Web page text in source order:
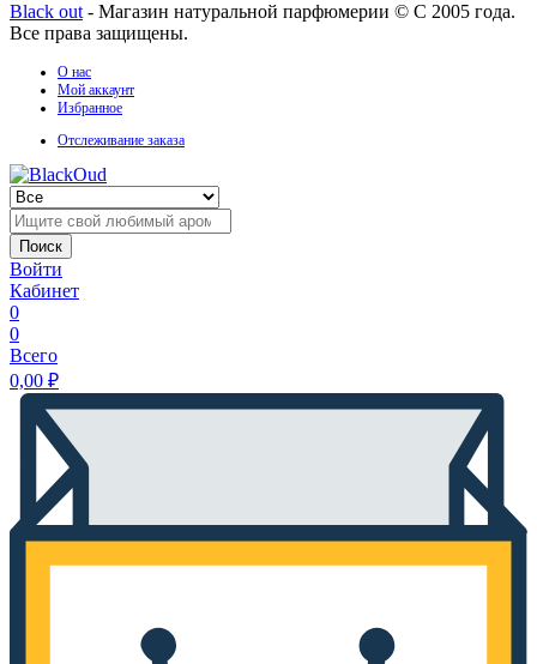
Black out - Магазин натуральной парфюмерии © С 2005 года.
Все права защищены.
О нас
Мой аккаунт
Избранное
Отслеживание заказа
Поиск
Войти
Кабинет
0
0
Всего
0,00 ₽